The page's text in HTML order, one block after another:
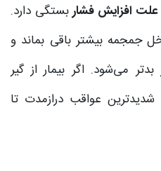
علت افزایش فشاربستگی دارد.
جمجمه بیشتر باقی بماند و
می‌شود. اگر بیمار از گیر
شدیدترین عواقب درازمدت تا